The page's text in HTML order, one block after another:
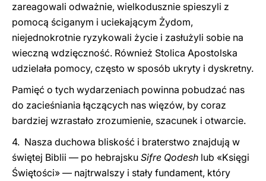
zareagowali odważnie, wielkodusznie spieszyli z
pomocą ściganym i uciekającym Żydom,
niejednokrotnie ryzykowali życie i zasłużyli sobie na
wieczną wdzięczność. Również Stolica Apostolska
udzielała pomocy, często w sposób ukryty i dyskretny.
Pamięć o tych wydarzeniach powinna pobudzać nas
do zacieśniania łączących nas więzów, by coraz
bardziej wzrastało zrozumienie, szacunek i otwarcie.
4. Nasza duchowa bliskość i braterstwo znajdują w
świętej Biblii — po hebrajsku Sifre Qodesh lub «Księgi
Świętości» — najtrwalszy i stały fundament, który